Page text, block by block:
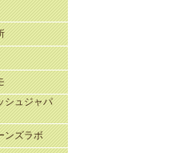
シュジャパ
ンズラボ